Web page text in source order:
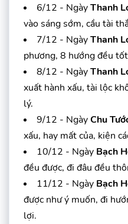
6/12 - NgàyThanh
vào sáng sớm, cầu tài
7/12 - NgàyThanh
phương, 8 hướng đều
8/12 - NgàyThanh
xuất hành xấu, tài lộc
lý.
9/12 - NgàyChu
xấu, hay mất của, kiện
10/12 - Ngày Bạch
đều được, đi đâu đều
11/12 - Ngày Bạch
được như ý muốn, đi
lợi.